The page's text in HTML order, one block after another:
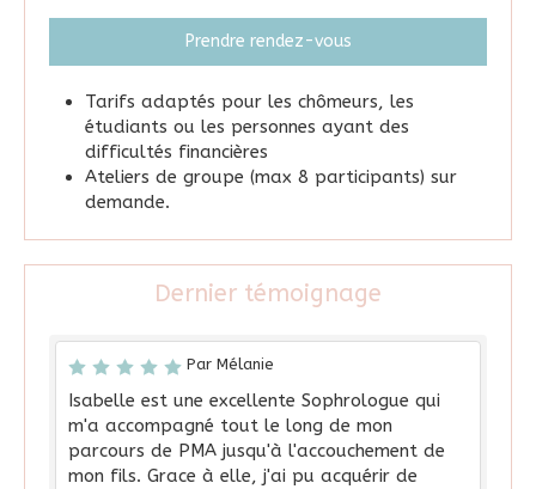
Prendre rendez-vous
Tarifs adaptés pour les chômeurs, les
étudiants ou les personnes ayant des
difficultés financières
Ateliers de groupe (max 8 participants) sur
demande.
Dernier témoignage
Par Mélanie
Isabelle est une excellente Sophrologue qui
m'a accompagné tout le long de mon
parcours de PMA jusqu'à l'accouchement de
mon fils. Grace à elle, j'ai pu acquérir de